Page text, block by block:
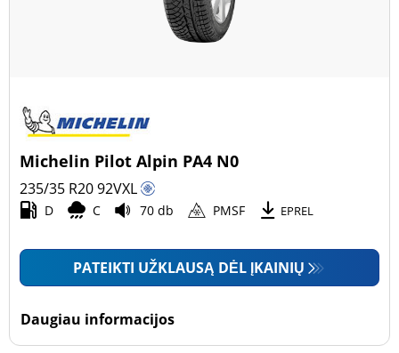
Michelin Pilot Alpin PA4 N0
235/35 R2092VXL
D C 70 db PMSF EPREL
PATEIKTI UŽKLAUSĄ DĖL ĮKAINIŲ
Daugiau informacijos